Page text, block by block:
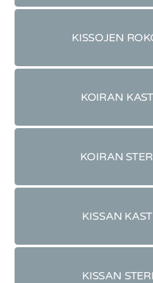
KISSOJEN
KOIRAN
KOIRAN
KISSAN
KISSAN